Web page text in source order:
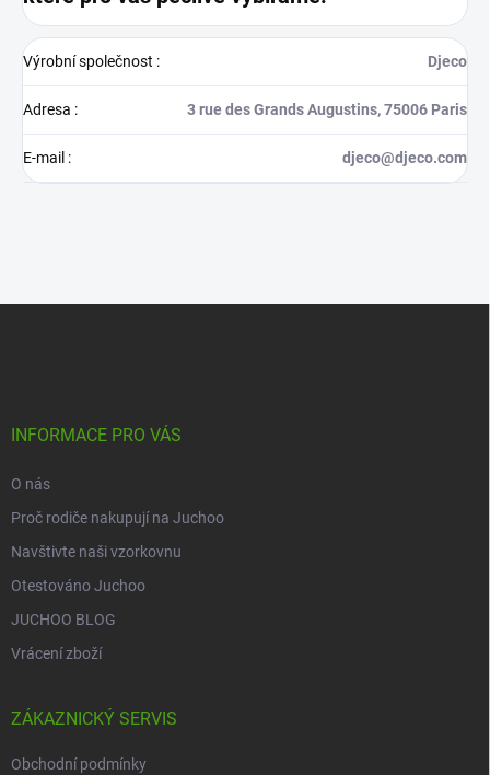
Výrobní společnost : Djeco
Adresa : 3 rue des Grands Augustins, 75006 Paris
E-mail : djeco@djeco.com
INFORMACE PRO VÁS
O nás
Proč rodiče nakupují na Juchoo
Navštivte naši vzorkovnu
Otestováno Juchoo
JUCHOO BLOG
Vrácení zboží
ZÁKAZNICKÝ SERVIS
Obchodní podmínky